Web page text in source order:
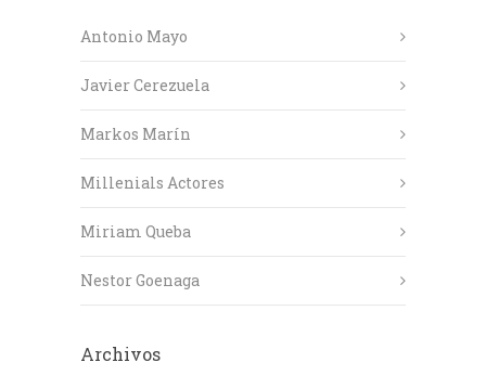
Antonio Mayo
Javier Cerezuela
Markos Marín
Millenials Actores
Miriam Queba
Nestor Goenaga
Archivos